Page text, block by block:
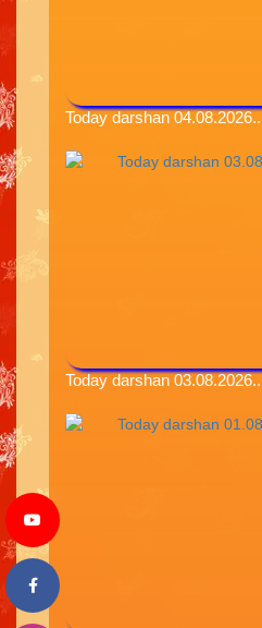
Today darshan 04.08.2026..
Today darshan 03.08.2026..